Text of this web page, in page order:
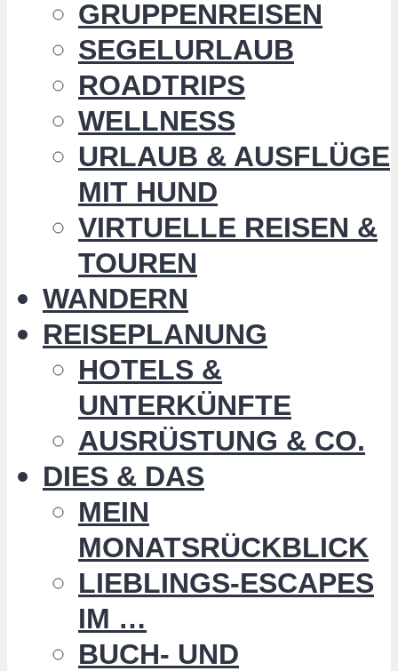
GRUPPENREISEN
SEGELURLAUB
ROADTRIPS
WELLNESS
URLAUB & AUSFLÜGE
MIT HUND
VIRTUELLE REISEN &
TOUREN
WANDERN
REISEPLANUNG
HOTELS &
UNTERKÜNFTE
AUSRÜSTUNG & CO.
DIES & DAS
MEIN
MONATSRÜCKBLICK
LIEBLINGS-ESCAPES
IM …
BUCH- UND